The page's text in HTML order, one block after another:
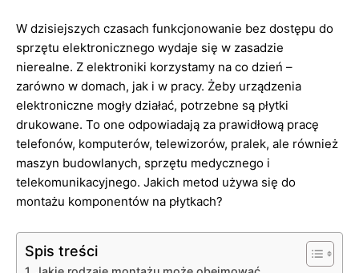
W dzisiejszych czasach funkcjonowanie bez dostępu do
sprzętu elektronicznego wydaje się w zasadzie
nierealne. Z elektroniki korzystamy na co dzień –
zarówno w domach, jak i w pracy. Żeby urządzenia
elektroniczne mogły działać, potrzebne są płytki
drukowane. To one odpowiadają za prawidłową pracę
telefonów, komputerów, telewizorów, pralek, ale również
maszyn budowlanych, sprzętu medycznego i
telekomunikacyjnego. Jakich metod używa się do
montażu komponentów na płytkach?
Spis treści